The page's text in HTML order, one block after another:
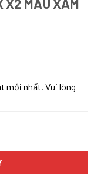
X2 MÀU XÁM
mới nhất. Vui lòng